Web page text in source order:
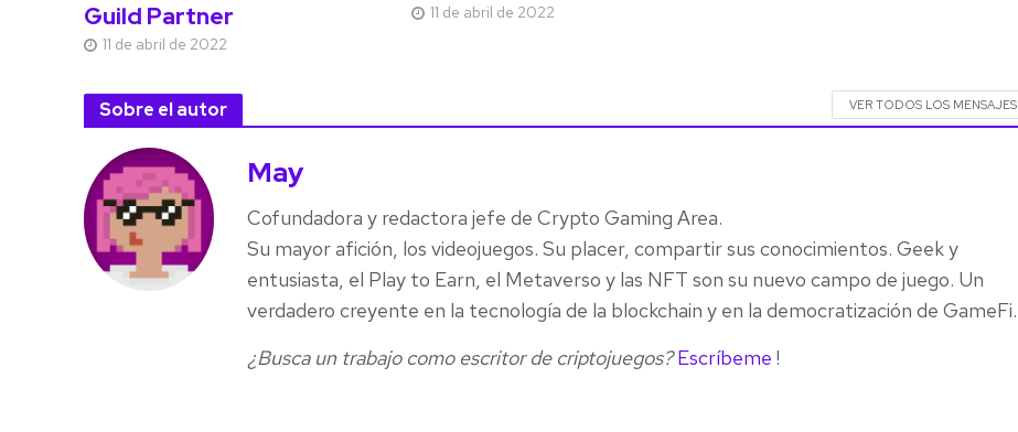
Guild Partner
11 de abril de 2022
11 de abril de 2022
Sobre el autor VER TODOS LOS MENSAJES
May
Cofundadora y redactora jefe de Crypto Gaming Area.
Su mayor afición, los videojuegos. Su placer, compartir sus conocimientos. Geek y
entusiasta, el Play to Earn, el Metaverso y las NFT son su nuevo campo de juego. Un
verdadero creyente en la tecnología de la blockchain y en la democratización de GameFi.
¿Busca un trabajo como escritor de criptojuegos? Escríbeme !